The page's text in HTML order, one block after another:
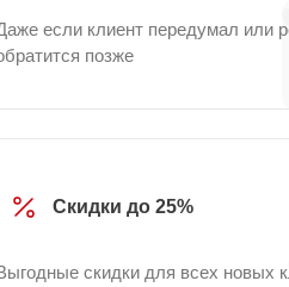
если клиент передумал или
позже
Скидки до 25%
скидки для всех новых